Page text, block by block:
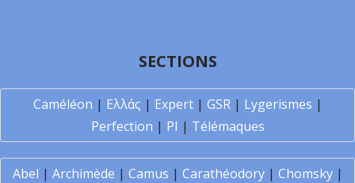
SECTIONS
Caméléon | Ελλάς | Expert| GSR| Lygerismes |
Perfection | PI | Télémaques
Abel | Archimède | Camus | Carathéodory| Chomsky|